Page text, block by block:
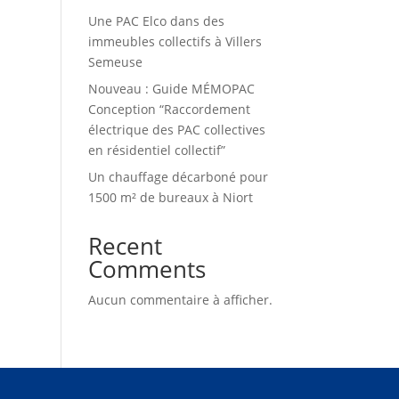
Une PAC Elco dans des
immeubles collectifs à Villers
Semeuse
Nouveau : Guide MÉMOPAC
Conception “Raccordement
électrique des PAC collectives
en résidentiel collectif”
Un chauffage décarboné pour
1500 m² de bureaux à Niort
Recent
Comments
Aucun commentaire à afficher.